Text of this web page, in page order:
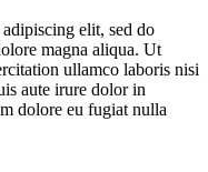
elit, sed do
magna aliqua. Ut
ullamco laboris nisi
aute irure dolor in
dolore eu fugiat nulla